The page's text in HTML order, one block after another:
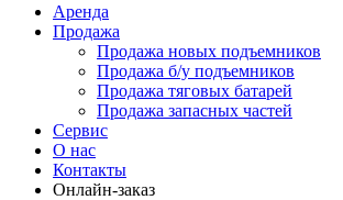
Аренда
Продажа
Продажа новых подъемников
Продажа б/у подъемников
Продажа тяговых батарей
Продажа запасных частей
Сервис
О нас
Контакты
Онлайн-заказ